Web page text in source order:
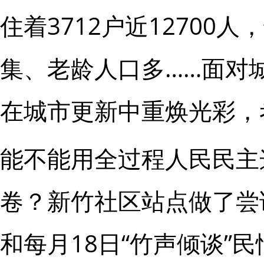
住着3712户近12700人
集、老龄人口多……面对
在城市更新中重焕光彩
能不能用全过程人民民
卷？新竹社区站点做了
和每月18日“竹声倾谈”